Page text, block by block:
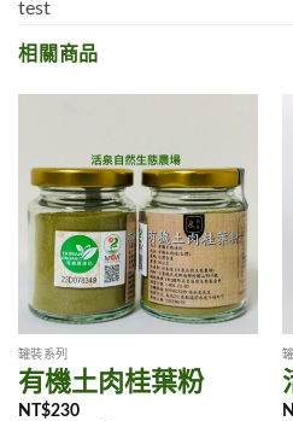
test
相關商品
罐裝系列
有機土肉桂葉粉
NT$230